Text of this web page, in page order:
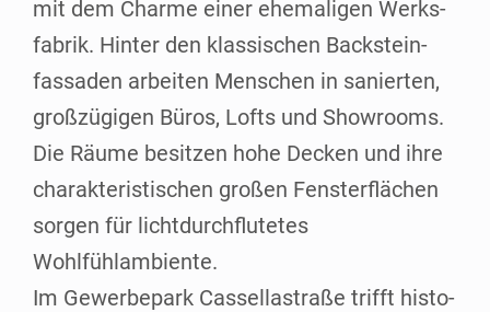
mit dem Charme einer ehe­ma­li­gen Werks­
fa­brik. Hin­ter den klas­si­schen Back­stein­
fas­sa­den arbei­ten Men­schen in sanier­ten,
groß­zü­gi­gen Büros, Lofts und Show­rooms.
Die Räu­me besit­zen hohe Decken und ihre
cha­rak­te­ris­ti­schen gro­ßen Fens­ter­flä­chen
sor­gen für licht­durch­flu­te­tes
Wohlfühlambiente.
Im Gewer­be­park Cas­sel­la­stra­ße trifft his­to­